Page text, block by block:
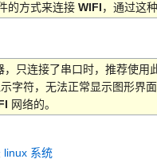
的方式来连接 WIFI，通过这
，只连接了串口时，推荐使用
字符，无法正常显示图形界
网络的。
linux 系统